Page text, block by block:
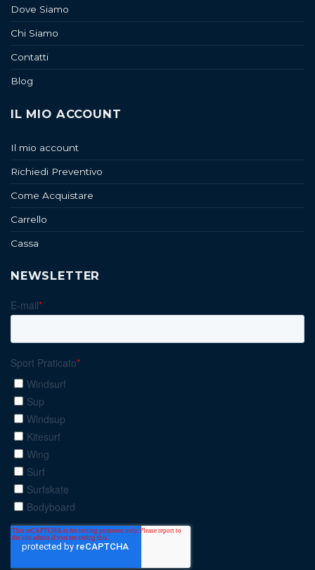
Dove Siamo
Chi Siamo
Contatti
Blog
IL MIO ACCOUNT
Il mio account
Richiedi Preventivo
Come Acquistare
Carrello
Cassa
NEWSLETTER